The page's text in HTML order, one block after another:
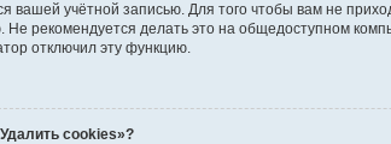
вашей учётной записью. Для того чтобы вам не
рекомендуется делать это на общедоступном
отключил эту функцию.
cookies»?